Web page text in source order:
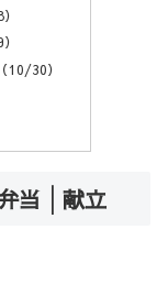
10/30）
当│献立